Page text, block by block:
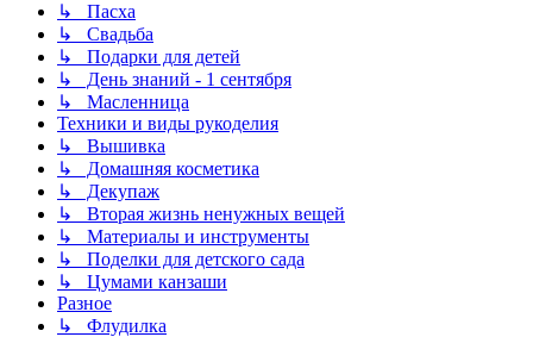
↳ Пасха
↳ Свадьба
↳ Подарки для детей
↳ День знаний - 1 сентября
↳ Масленница
Техники и виды рукоделия
↳ Вышивка
↳ Домашняя косметика
↳ Декупаж
↳ Вторая жизнь ненужных вещей
↳ Материалы и инструменты
↳ Поделки для детского сада
↳ Цумами канзаши
Разное
↳ Флудилка